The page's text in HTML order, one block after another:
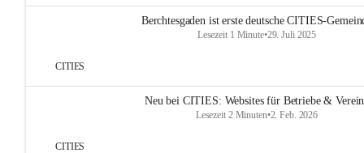
Berchtesgaden ist erste deutsche CITIES-
Lesezeit 1 Minute•29. Juli 2025
CITIES
Neu bei CITIES: Websites für Betriebe &
Lesezeit 2 Minuten•2. Feb. 2026
CITIES